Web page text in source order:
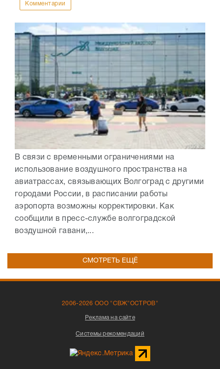
Комментарии
В связи с временными ограничениями на
использование воздушного пространства на
авиатрассах, связывающих Волгоград с другими
городами России, в расписании работы
аэропорта возможны корректировки. Как
сообщили в пресс-службе волгоградской
воздушной гавани,...
СМОТРЕТЬ ЕЩЁ
2006-2026 ООО "СВЖ"ОСТРОВ"
Реклама на сайте
Системы рекомендаций